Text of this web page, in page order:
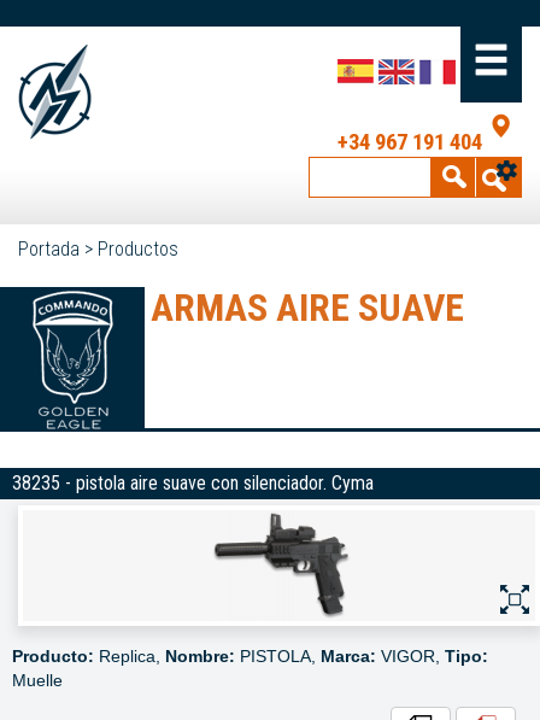
+34 967 191 404
Portada > Productos
ARMAS AIRE SUAVE
38235 - pistola aire suave con silenciador. Cyma
Producto: Replica, Nombre: PISTOLA, Marca: VIGOR, Tipo:
Muelle